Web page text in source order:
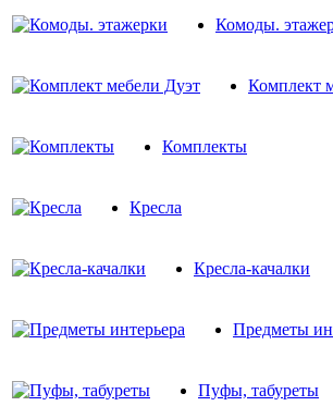
Комоды.
Комплект
Комплекты
Кресла
Кресла-качалки
Предметы
Пуфы, табуреты